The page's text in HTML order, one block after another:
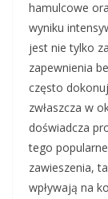
hamulcowe
wyniku
jest nie tylko
zapewnienia
często
zwłaszcza w
doświadcza
tego
zawieszenia,
wpływają na